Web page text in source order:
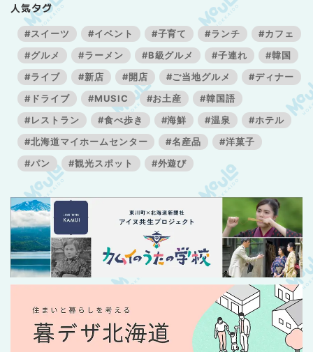
人気タグ
#スイーツ #イベント #子育て #ランチ
#カフェ
#グルメ
#ラーメン #B級グルメ #子連れ
#韓国
#ライブ
#新店 #開店 #ご当地グルメ
#ディナー
#ドライブ
#MUSIC #お土産
#韓国語
#レストラン
#食べ歩き #海鮮 #温泉
#ホテル
#北海道マイホームセンター
#名産品
#洋菓子
#パン
#観光スポット #外遊び